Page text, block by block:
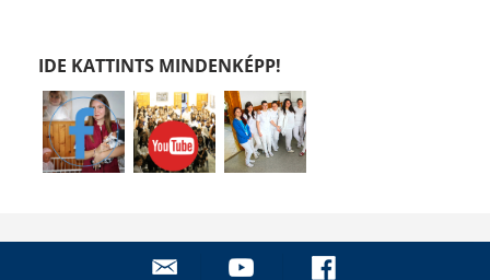
IDE KATTINTS MINDENKÉPP!